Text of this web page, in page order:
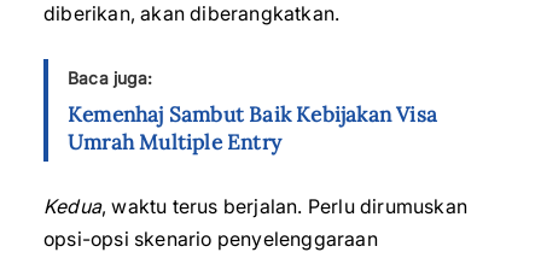
diberikan, akan diberangkatkan.
Baca juga:
Kemenhaj Sambut Baik Kebijakan Visa
Umrah Multiple Entry
Kedua, waktu terus berjalan. Perlu dirumuskan
opsi-opsi skenario penyelenggaraan